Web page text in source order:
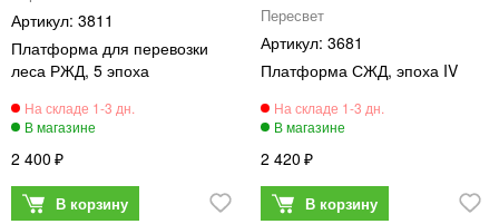
3811
Платформа для перевозки
леса РЖД, 5 эпоха
2 400
Пересвет
3681
Платформа СЖД, эпоха IV
2 420